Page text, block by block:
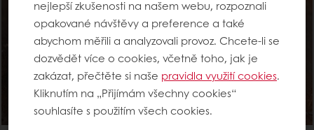
nejlepší zkušenosti na našem webu, rozpoznali
opakované návštěvy a preference a také
abychom měřili a analyzovali provoz. Chcete-li se
dozvědět více o cookies, včetně toho, jak je
zakázat, přečtěte si naše pravidla využití cookies.
Kliknutím na „Přijímám všechny cookies“
souhlasíte s použitím všech cookies.